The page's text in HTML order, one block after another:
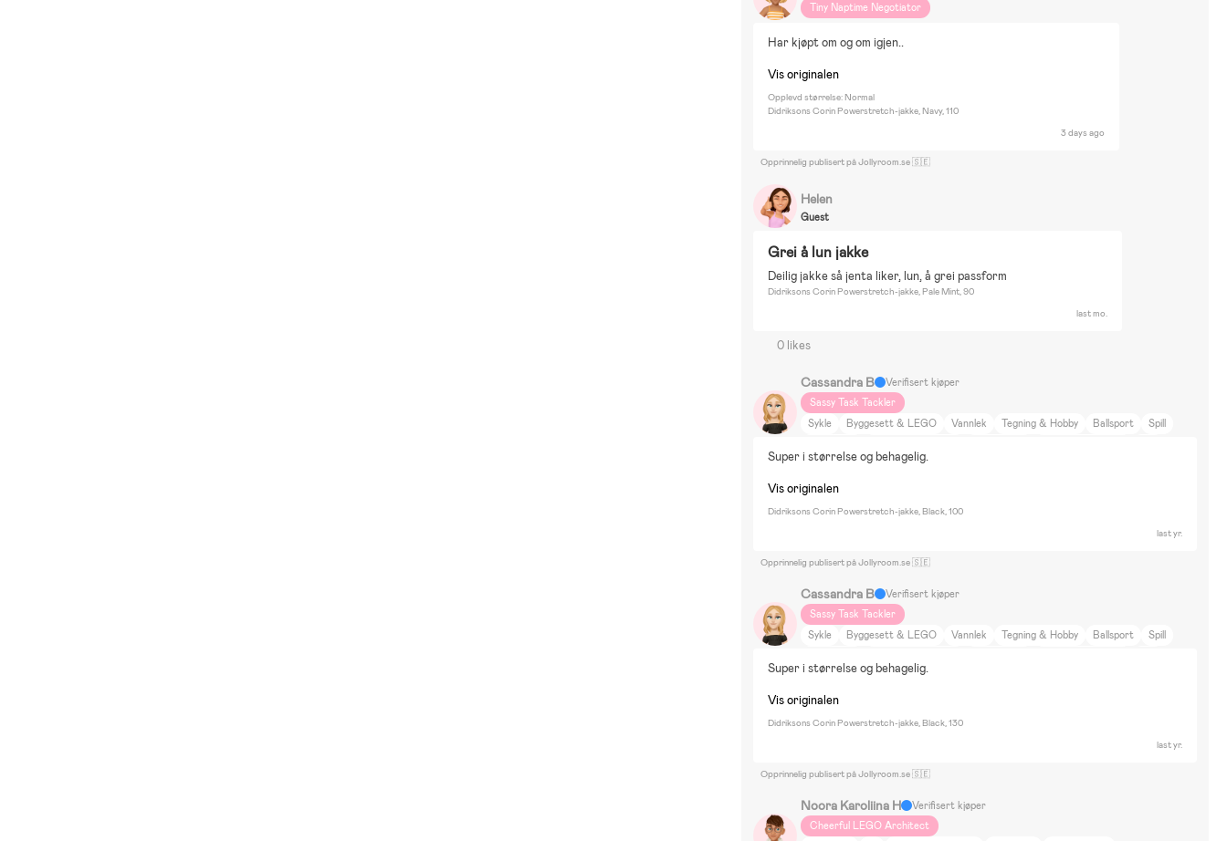
Tiny Naptime Negotiator
Har kjøpt om og om igjen..
Vis originalen
Opplevd størrelse: Normal
Didriksons Corin Powerstretch-jakke, Navy, 110
3 days ago
Opprinnelig publisert på Jollyroom.se 🇸🇪
Helen
Guest
Grei å lun jakke
Deilig jakke så jenta liker, lun, å grei passform
Didriksons Corin Powerstretch-jakke, Pale Mint, 90
last mo.
0 likes
Cassandra B
Verifisert kjøper
Sassy Task Tackler
Sykle
Byggesett & LEGO Vannlek Tegning & Hobby Ballsport
Spill
Bor på landet
Sykler Går
Innredning
Super i størrelse og behagelig.
Vis originalen
Didriksons Corin Powerstretch-jakke, Black, 100
last yr.
Opprinnelig publisert på Jollyroom.se 🇸🇪
Cassandra B
Verifisert kjøper
Sassy Task Tackler
Sykle
Byggesett & LEGO Vannlek Tegning & Hobby Ballsport
Spill
Bor på landet
Sykler Går
Innredning
Super i størrelse og behagelig.
Vis originalen
Didriksons Corin Powerstretch-jakke, Black, 130
last yr.
Opprinnelig publisert på Jollyroom.se 🇸🇪
Noora Karoliina H
Verifisert kjøper
Cheerful LEGO Architect